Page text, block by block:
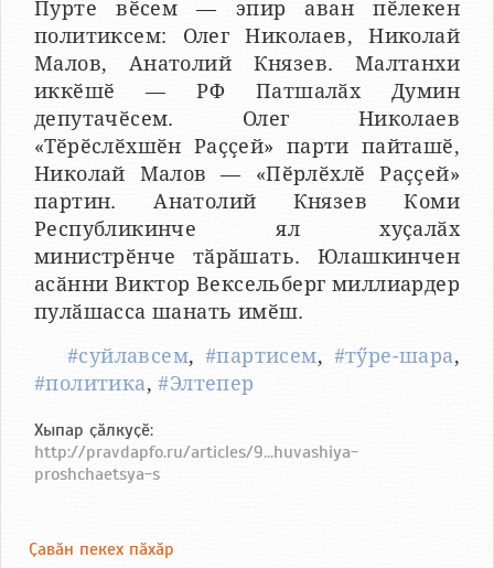
Пурте вӗсем — эпир аван пӗлекен
политиксем: Олег Николаев, Николай
Малов, Анатолий Князев. Малтанхи
иккӗшӗ — РФ Патшалӑх Думин
депутачӗсем. Олег Николаев
«Тӗрӗслӗхшӗн Раҫҫей» парти пайташӗ,
Николай Малов — «Пӗрлӗхлӗ Раҫҫей»
партин. Анатолий Князев Коми
Республикинче ял хуҫалӑх
министрӗнче тӑрӑшать. Юлашкинчен
асӑнни Виктор Вексельберг миллиардер
пулӑшасса шанать имӗш.
#суйлавсем, #партисем, #тӳре-шара,
#политика,#Элтепер
Хыпар ҫӑлкуҫӗ:
http://pravdapfo.ru/articles/9...huvashiya-
proshchaetsya-s
Ҫавӑн пекех пӑхӑр